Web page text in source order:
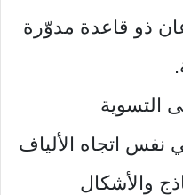
ذو قاعدة مدوّرة
التسوية
اتجاه الألياف
والأشكال